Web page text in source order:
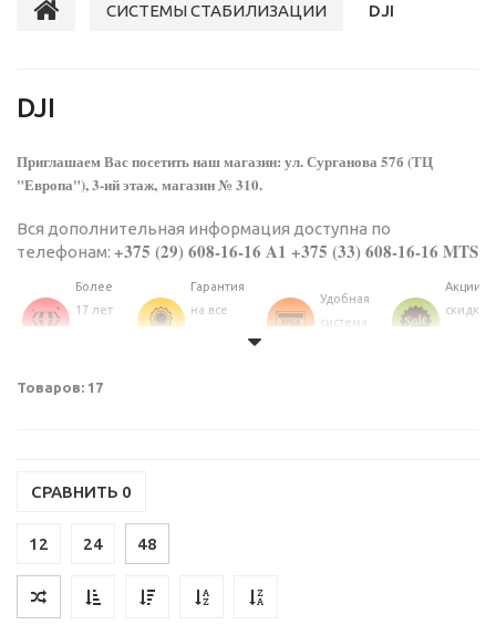
СИСТЕМЫ СТАБИЛИЗАЦИИ DJI
DJI
Приглашаем Вас посетить наш магазин: ул. Сурганова 57б (ТЦ
"Европа"), 3-ий этаж, магазин № 310.
Вся дополнительная информация доступна по
телефонам: +375 (29) 608-16-16 A1 +375 (33) 608-16-16 MTS
Более
17 лет
Гарантия
на все
Удобная
система
Акции и
скидки
Уточняйте, пожалуйста, наличие товара по телефонам, так
Товаров: 17
СРАВНИТЬ 0
12 24 48